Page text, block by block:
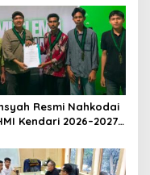
Jemaah
Masuk Babak Baru
Resmi Nahkodai
Kendari 2026–2027,